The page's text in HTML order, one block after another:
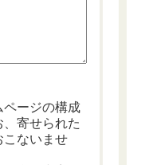
ージの構成
寄せられた
こないませ